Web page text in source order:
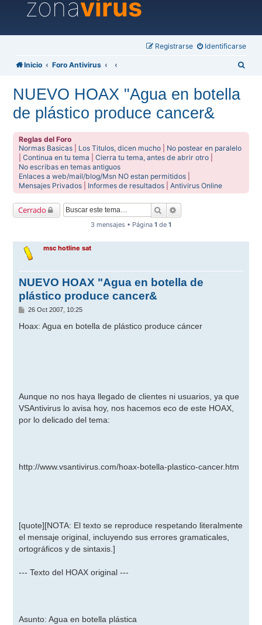
zonavirus
Identificarse
Registrarse
Inicio Foro Antivirus
NUEVO HOAX "Agua en botella
de plástico produce cancer&
Reglas del Foro
Normas Basicas
Los Titulos, dicen mucho
No postear en paralelo
|Continua en tu tema |Cierra tu tema, antes de abrir otro
No escribas en temas antiguos
Enlaces a web/mail/blog/Msn NO estan permitidos
Mensajes Privados
Informes de resultados |Antivirus Online
Cerrado Buscar
3 mensajes • Página 1 de 1
msc hotline sat
NUEVO HOAX "Agua en botella de
plástico produce cancer&
M
n
26 Oct 2007, 10:25
Hoax: Agua en botella de plástico produce cáncer
Aunque no nos haya llegado de clientes ni usuarios, ya que
VSAntivirus lo avisa hoy, nos hacemos eco de este HOAX,
por lo delicado del tema:
http://www.vsantivirus.com/hoax-botella-plastico-cancer.htm
[quote][NOTA: El texto se reproduce respetando literalmente
el mensaje original, incluyendo sus errores gramaticales,
ortográficos y de sintaxis.]
--- Texto del HOAX original ---
Asunto: Agua en botella plástica